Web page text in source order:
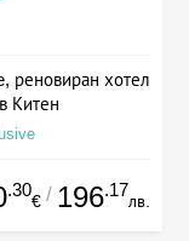
реновиран хотел
Китен
.30
€ / 196.17
лв.